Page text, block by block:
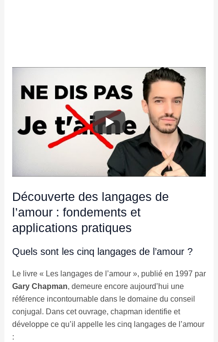
Découverte des langages de
l’amour : fondements et
applications pratiques
Quels sont les cinq langages de l’amour ?
Le livre « Les langages de l’amour », publié en 1997 par
Gary Chapman, demeure encore aujourd’hui une
référence incontournable dans le domaine du conseil
conjugal. Dans cet ouvrage, chapman identifie et
développe ce qu’il appelle les cinq langages de l’amour
: